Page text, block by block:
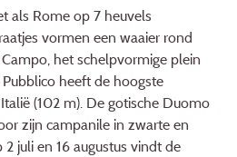
als Rome op 7 heuvels
vormen een waaier rond
het schelpvormige plein
heeft de hoogste
(102 m). De gotische Duomo
zijn campanile in zwarte en
juli en 16 augustus vindt de